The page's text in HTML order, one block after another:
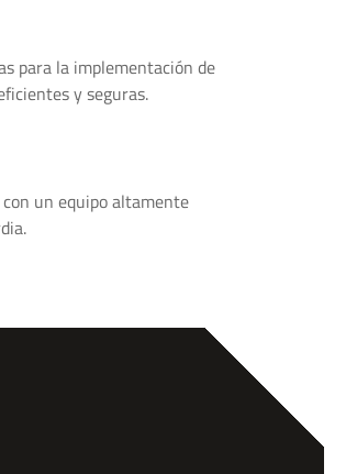
para la implementación de
y seguras.
un equipo altamente